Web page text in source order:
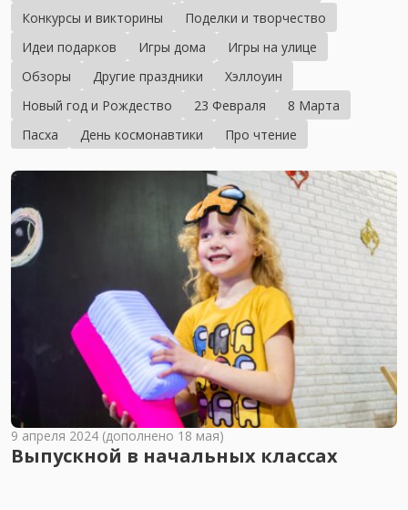
Конкурсы и викторины
Поделки и творчество
Идеи подарков
Игры дома
Игры на улице
Обзоры
Другие праздники
Хэллоуин
Новый год и Рождество
23 Февраля
8 Марта
Пасха
День космонавтики Про чтение
9 апреля 2024 (дополнено 18 мая)
Выпускной в начальных классах